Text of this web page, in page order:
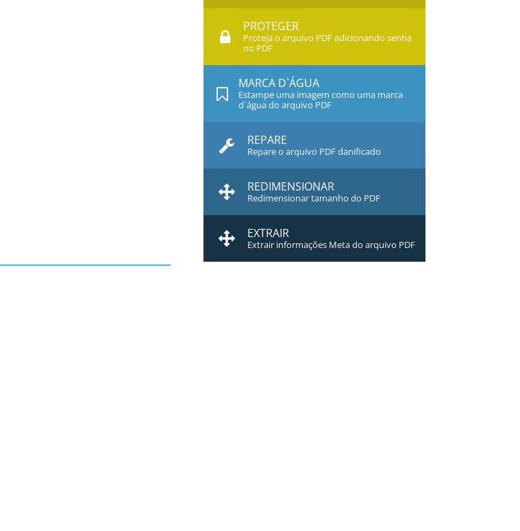
PROTEGER
Proteja o arquivo PDF adicionando senha
no PDF
MARCA D`ÁGUA
Estampe uma imagem como uma marca
d`água do arquivo PDF
REPARE
Repare o arquivo PDF danificado
REDIMENSIONAR
Redimensionar tamanho do PDF
EXTRAIR
Extrair informações Meta do arquivo PDF